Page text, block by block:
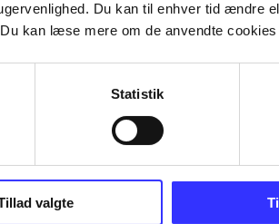
Du kan til enhver tid ændre
kan læse mere om de anvendte cookies
Statistik
valgte